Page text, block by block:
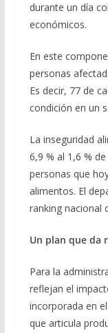
durante un día
económicos.
En este
personas
Es decir, 77 de
condición en un
La inseguridad
6,9 % al 1,6 %
personas que
alimentos. El
ranking nacional
Un plan que da
Para la
reflejan el
incorporada en
que articula